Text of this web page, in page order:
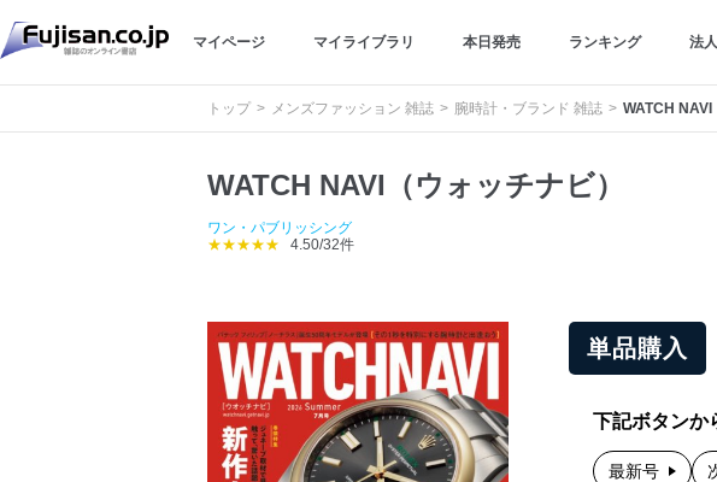
マイページ マイライブラリ 本日発売 ランキング 法
トップ メンズファッション 雑誌 腕時計・ブランド 雑誌 WATCH NAVI
WATCH NAVI（ウォッチナビ）
ワン・パブリッシング
★★★★★
4.50/32件
単品購入
下記ボタンか
最新号